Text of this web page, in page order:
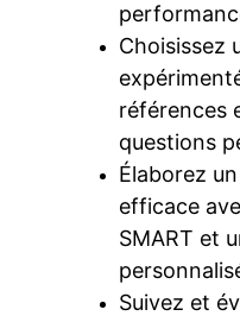
Choisissez
références
questions
Élaborez
efficace
SMART et
Suivez et